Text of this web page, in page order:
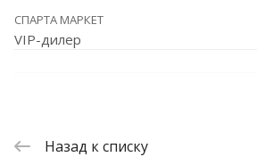
СПАРТА МАРКЕТ
VIP-дилер
Назад к списку